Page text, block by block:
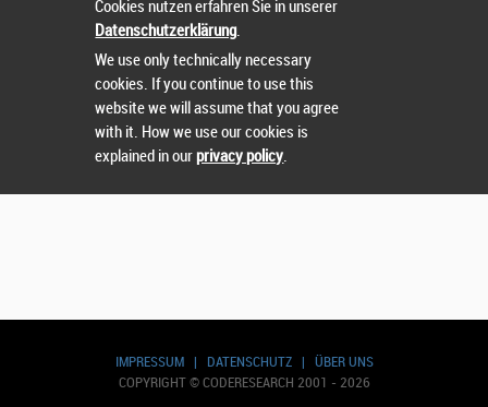
IMPRESSUM| DATENSCHUTZ| ÜBER UNS
COPYRIGHT © CODERESEARCH 2001 - 2026
Sie können sich nicht einloggen? Kontaktieren Sie uns
unter:sts@runtix.com
Cookies nutzen erfahren Sie in unserer
Datenschutzerklärung.
We use only technically necessary
cookies. If you continue to use this
website we will assume that you agree
with it. How we use our cookies is
explained in ourprivacy policy.